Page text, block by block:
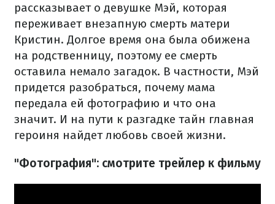
рассказывает о девушке Мэй, которая
переживает внезапную смерть матери
Кристин. Долгое время она была обижена
на родственницу, поэтому ее смерть
оставила немало загадок. В частности, Мэй
придется разобраться, почему мама
передала ей фотографию и что она
значит. И на пути к разгадке тайн главная
героиня найдет любовь своей жизни.
"Фотография": смотрите трейлер к фильму